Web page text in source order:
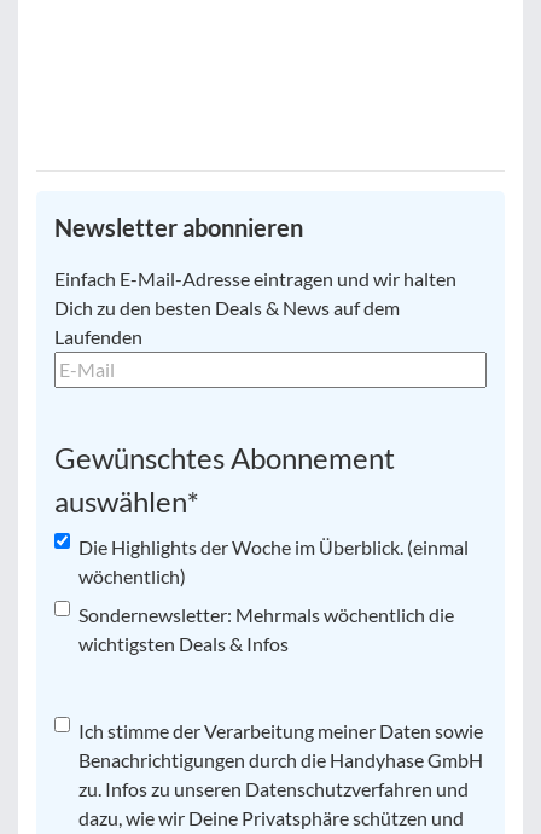
Newsletter abonnieren
E-
Mail*
Einfach E-Mail-Adresse eintragen und wir halten
Dich zu den besten Deals & News auf dem
Laufenden
Gewünschtes Abonnement
auswählen*
Die Highlights der Woche im Überblick. (einmal
wöchentlich)
Sondernewsletter: Mehrmals wöchentlich die
wichtigsten Deals & Infos
Datenschutz*
Ich stimme der Verarbeitung meiner Daten sowie
Benachrichtigungen durch die Handyhase GmbH
zu. Infos zu unseren Datenschutzverfahren und
dazu, wie wir Deine Privatsphäre schützen und